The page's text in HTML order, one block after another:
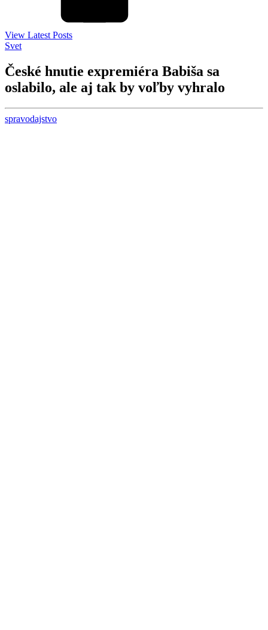
View Latest Posts
Svet
České hnutie expremiéra Babiša sa
oslabilo, ale aj tak by voľby vyhralo
spravodajstvo